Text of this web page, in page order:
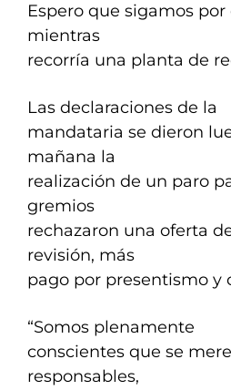
Espero que sigamos
mientras
recorría una planta de
Las declaraciones de la
mandataria se dieron
mañana la
realización de un paro
gremios
rechazaron una oferta
revisión, más
pago por presentismo y
“Somos plenamente
conscientes que se
responsables,